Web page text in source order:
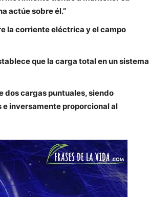
actúe sobre él.”
la corriente eléctrica y el campo
que la carga total en un sistema
dos cargas puntuales, siendo
inversamente proporcional al